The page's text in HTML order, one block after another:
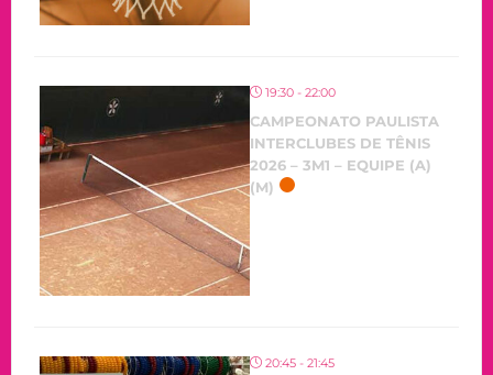
19:30 - 22:00
CAMPEONATO PAULISTA
INTERCLUBES DE TÊNIS
2026 – 3M1 – EQUIPE (A)
(M)
20:45 - 21:45